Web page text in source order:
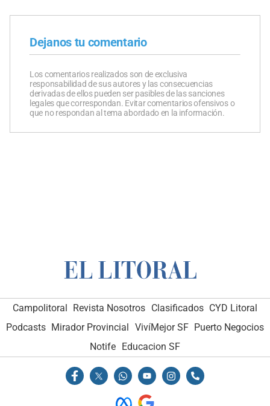
Dejanos tu comentario
Los comentarios realizados son de exclusiva
responsabilidad de sus autores y las consecuencias
derivadas de ellos pueden ser pasibles de las sanciones
legales que correspondan. Evitar comentarios ofensivos o
que no respondan al tema abordado en la información.
Campolitoral Revista Nosotros Clasificados CYD Litoral
Podcasts Mirador Provincial VivíMejor SF Puerto Negocios
Notife Educacion SF